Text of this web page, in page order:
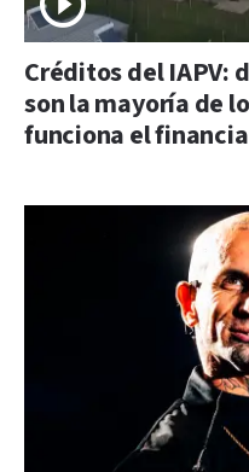
Créditos del IAPV:
son la mayoría de
funciona el